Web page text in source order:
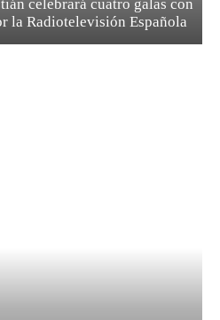
celebrará cuatro galas con
la Radiotelevisión Española